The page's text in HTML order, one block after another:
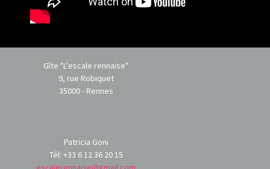
Gîte "L'escale rennaise"
9, rue Robiquet
35000 - Rennes
Patricia Goni
Tél: +33 6 12 36 20 15